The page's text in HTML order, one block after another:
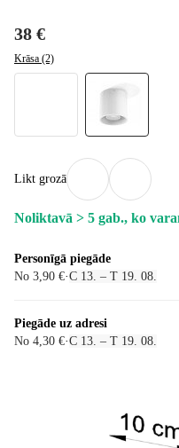
38 €
Krāsa (2)
Likt grozā
Noliktavā > 5 gab., ko
Personīgā piegāde
No 3,90 €·C 13. – T 19. 08.
Piegāde uz adresi
No 4,30 €·C 13. – T 19. 08.